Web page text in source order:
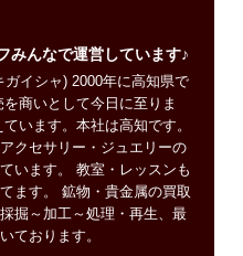
んなで運営しています♪
イシャ) 2000年に高知県で
商いとして今日に至りま
います。本社は高知です。
クセサリー・ジュエリーの
います。 教室・レッスンも
ます。 鉱物・貴金属の買取
掘～加工～処理・再生、最
ております。